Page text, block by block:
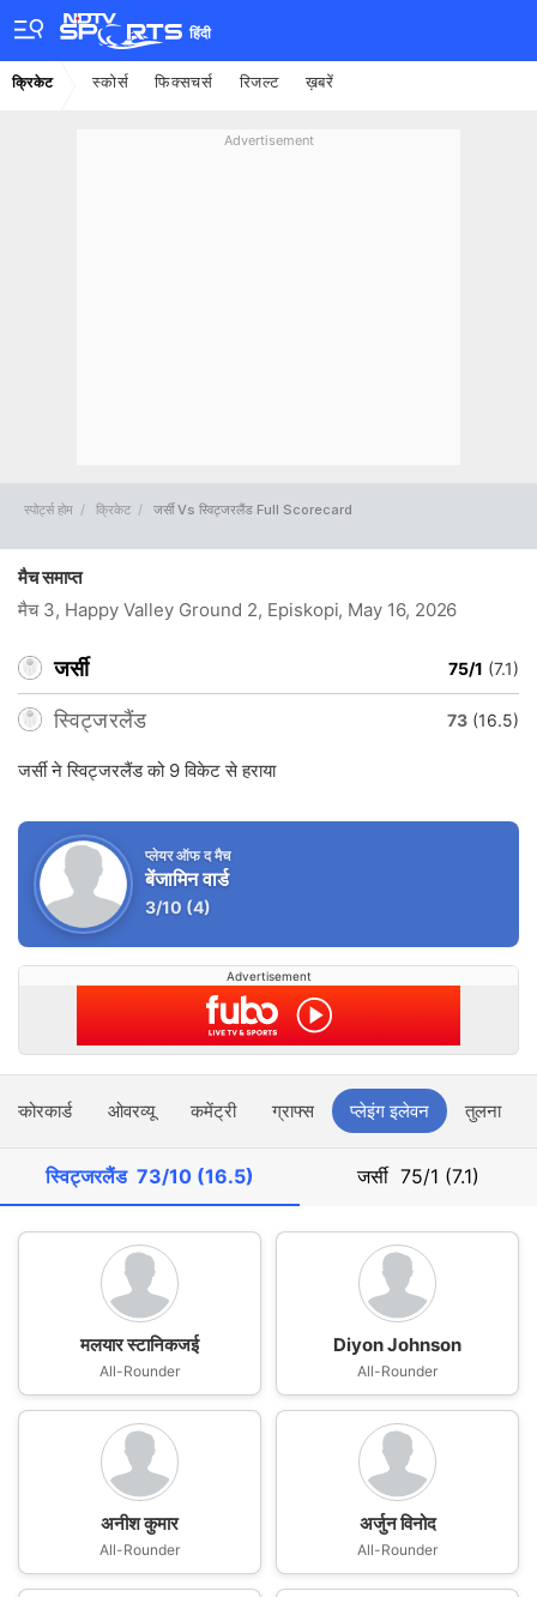
हिंदी
क्रिकेट स्कोर्स फिक्सचर्स रिजल्ट ख़बरें
Advertisement
स्पोर्ट्स होम क्रिकेट जर्सी Vs स्विट्जरलैंड Full Scorecard
मैच समाप्त
मैच 3, Happy Valley Ground 2, Episkopi, May 16, 2026
जर्सी 75/1 (7.1)
स्विट्जरलैंड 73 (16.5)
जर्सी ने स्विट्जरलैंड को 9 विकेट से हराया
प्लेयर ऑफ द मैच
बेंजामिन वार्ड
3/10 (4)
Advertisement
स्कोरकार्ड ओवरव्यू कमेंट्री ग्राफ्स प्लेइंग इलेवन तुलना
स्विट्जरलैंड 73/10 (16.5) जर्सी 75/1 (7.1)
मलयार स्टानिकजई
All-Rounder
Diyon Johnson
All-Rounder
अनीश कुमार
All-Rounder
अर्जुन विनोद
All-Rounder